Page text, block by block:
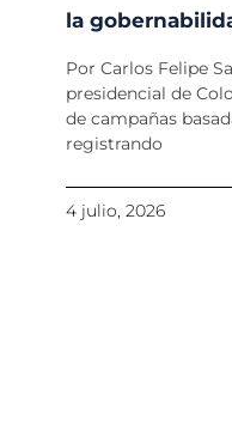
la
Por Carlos Felipe
presidencial de
de campañas
registrando
4 julio, 2026